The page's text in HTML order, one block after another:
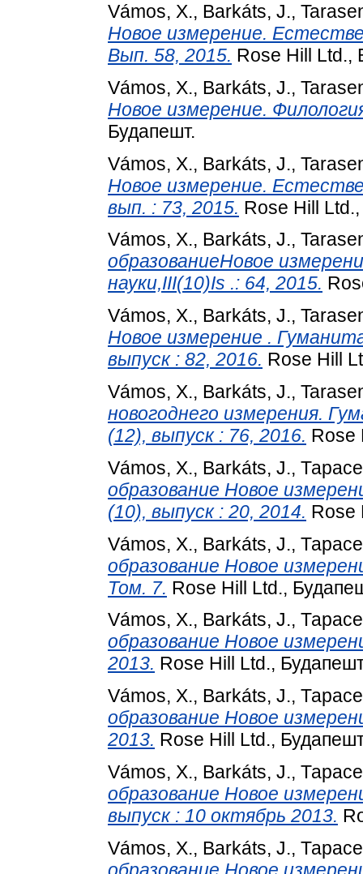
Vámos, X., Barkáts, J.,
Новое измерение.
Вып. 58, 2015. Rose Hill Ltd.,
Vámos, X., Barkáts, J.,
Новое измерение.
Будапешт.
Vámos, X., Barkáts, J.,
Новое измерение.
вып. : 73, 2015. Rose Hill
Vámos, X., Barkáts, J.,
образованиеНовое
науки,III(10)Is .: 64, 2015.
Vámos, X., Barkáts, J.,
Новое измерение .
выпуск : 82, 2016. Rose Hill
Vámos, X., Barkáts, J.,
новогоднего измерения.
(12), выпуск : 76, 2016. Rose
Vámos, X., Barkáts, J.,
образование Новое
(10), выпуск : 20, 2014. Rose
Vámos, X., Barkáts, J.,
образование Новое
Том. 7. Rose Hill Ltd.,
Vámos, X., Barkáts, J.,
образование Новое
2013. Rose Hill Ltd.,
Vámos, X., Barkáts, J.,
образование Новое
2013. Rose Hill Ltd.,
Vámos, X., Barkáts, J.,
образование Новое
выпуск : 10 октябрь 2013.
Vámos, X., Barkáts, J.,